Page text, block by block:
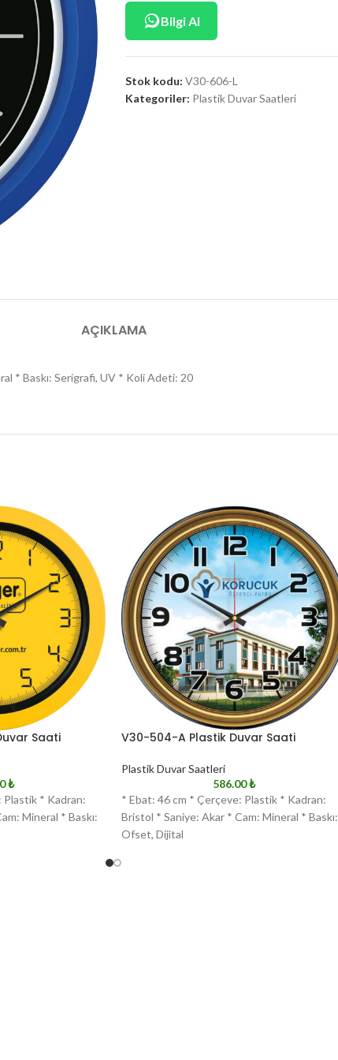
Bilgi Al
Stok kodu: V30-606-L
Kategoriler: Plastik Duvar Saatleri
AÇIKLAMA
* Baskı: Serigrafi, UV * Koli Adeti: 20
Saati
₺
Plastik * Kadran:
Mineral * Baskı:
V30-504-A Plastik Duvar Saati
Plastik Duvar Saatleri
586.00₺
* Ebat: 46 cm * Çerçeve: Plastik * Kadran:
Bristol * Saniye: Akar * Cam: Mineral * Baskı:
Ofset, Dijital